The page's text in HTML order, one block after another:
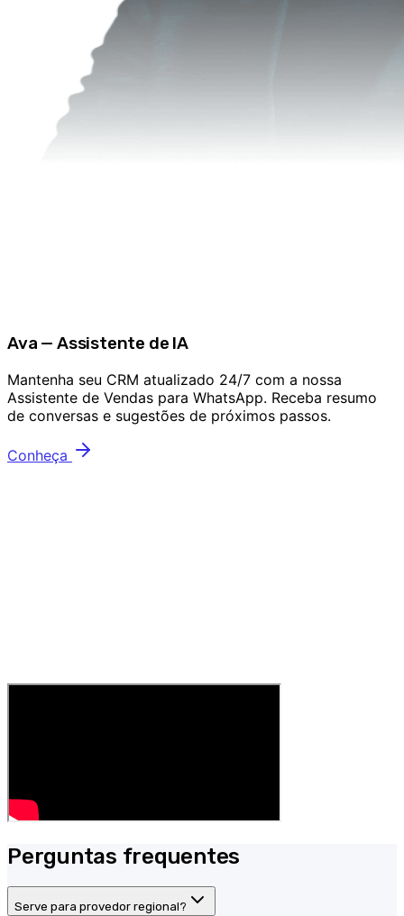
Ava — Assistente de IA
Mantenha seu CRM atualizado 24/7 com a nossa
Assistente de Vendas para WhatsApp. Receba resumo
de conversas e sugestões de próximos passos.
Conheça
Perguntas frequentes
Serve para provedor regional?